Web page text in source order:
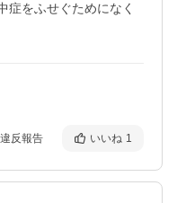
症をふせぐためになく
違反報告 いいね 1